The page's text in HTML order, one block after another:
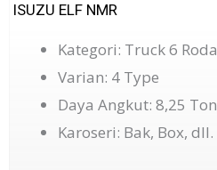
ISUZU ELF NMR
Kategori: Truck 6
Varian: 4 Type
Daya Angkut: 8,25 Ton
Karoseri: Bak, Box, dll.